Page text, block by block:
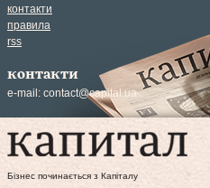
контакти
правила
rss
контакти
e-mail: contact@capital.ua
Бізнес починається з Капіталу